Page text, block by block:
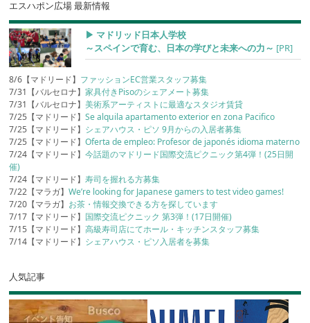
エスハポン広場 最新情報
▶︎ マドリッド日本人学校
～スペインで育む、日本の学びと未来への力～ [PR]
8/6【マドリード】 ファッションEC営業スタッフ募集
7/31【バルセロナ】家具付きPisoのシェアメート募集
7/31【バルセロナ】美術系アーティストに最適なスタジオ賃貸
7/25【マドリード】Se alquila apartamento exterior en zona Pacifico
7/25【マドリード】 シェアハウス・ピソ 9月からの入居者募集
7/25【マドリード】Oferta de empleo: Profesor de japonés idioma materno
7/24【マドリード】今話題のマドリード国際交流ピクニック第4弾！(25日開
催)
7/24【マドリード】寿司を握れる方募集
7/22【マラガ】We’re looking for Japanese gamers to test video games!
7/20【マラガ】 お茶・情報交換できる方を探しています
7/17【マドリード】 国際交流ピクニック 第3弾！(17日開催)
7/15【マドリード】高級寿司店にてホール・キッチンスタッフ募集
7/14【マドリード】 シェアハウス・ピソ入居者を募集
人気記事